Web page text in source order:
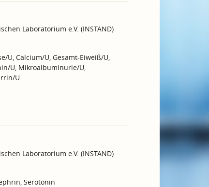
Laboratorium e.V. (INSTAND)
U, Calcium/U, Gesamt-Eiweiß/U,
U, Mikroalbuminurie/U,
U
Laboratorium e.V. (INSTAND)
Serotonin